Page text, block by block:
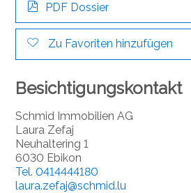
PDF Dossier
Zu Favoriten hinzufügen
Besichtigungskontakt
Schmid Immobilien AG
Laura Zefaj
Neuhaltering 1
6030 Ebikon
Tel.0414444180
laura.zefaj@schmid.lu